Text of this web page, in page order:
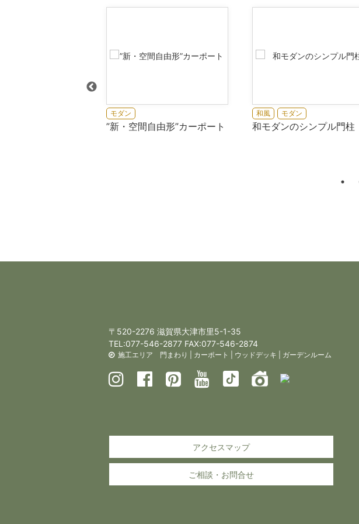
モダン
”新・空間自由形”カーポート
和風 モダン
和モダンのシンプル門柱
〒520-2276 滋賀県大津市里5-1-35
TEL:077-546-2877 FAX:077-546-2874
施工エリア 門まわり カーポート ウッドデッキ ガーデンルーム
アクセスマップ
ご相談・お問合せ